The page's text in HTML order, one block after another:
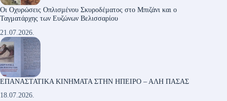
Οι Οχυρώσεις Οπλισμένου Σκυροδέματος στο Μπιζάνι και ο
Ταγματάρχης των Ευζώνων Βελισσαρίου
21.07.2026.
ΕΠΑΝΑΣΤΑΤΙΚΑ ΚΙΝΗΜΑΤΑ ΣΤΗΝ ΗΠΕΙΡΟ – ΑΛΗ ΠΑΣΑΣ
18.07.2026.